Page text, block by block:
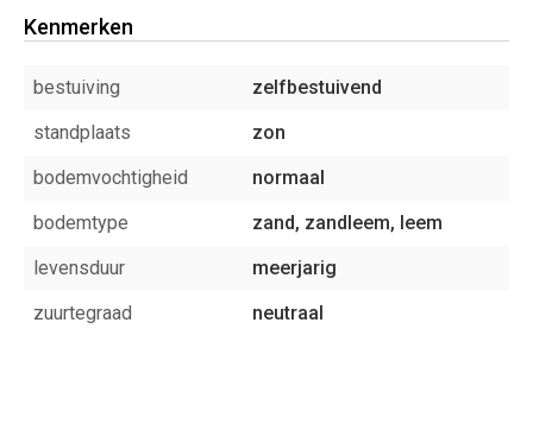
Kenmerken
bestuiving
zelfbestuivend
standplaats
zon
bodemvochtigheid
normaal
bodemtype
zand, zandleem, leem
levensduur
meerjarig
zuurtegraad
neutraal